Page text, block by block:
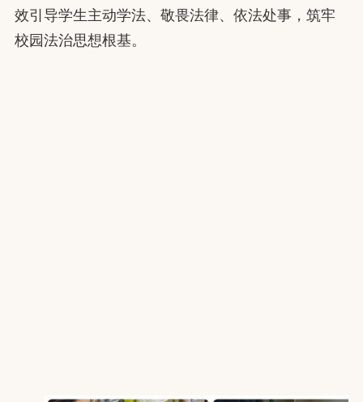
效引导学生主动学法、敬畏法律、依法处事，筑牢
校园法治思想根基。